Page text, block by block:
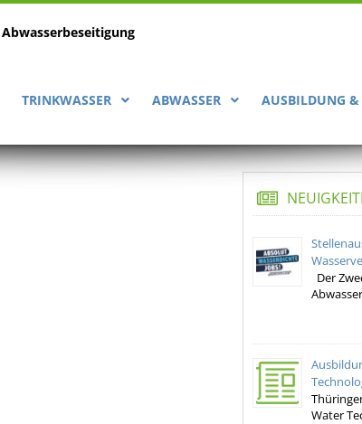
TRINKWASSER ABWASSER AUSBILDUNG &
Der
Water